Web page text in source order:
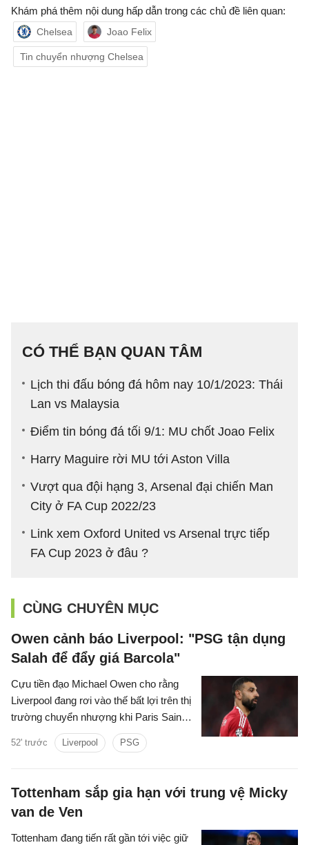
Khám phá thêm nội dung hấp dẫn trong các chủ đề liên quan:
Chelsea Joao Felix
Tin chuyển nhượng Chelsea
CÓ THỂ BẠN QUAN TÂM
Lịch thi đấu bóng đá hôm nay 10/1/2023: Thái
Lan vs Malaysia
Điểm tin bóng đá tối 9/1: MU chốt Joao Felix
Harry Maguire rời MU tới Aston Villa
Vượt qua đội hạng 3, Arsenal đại chiến Man
City ở FA Cup 2022/23
Link xem Oxford United vs Arsenal trực tiếp
FA Cup 2023 ở đâu ?
CÙNG CHUYÊN MỤC
Owen cảnh báo Liverpool: "PSG tận dụng
Salah để đẩy giá Barcola"
Cựu tiền đạo Michael Owen cho rằng
Liverpool đang rơi vào thế bất lợi trên thị
trường chuyển nhượng khi Paris Saint-
Germain tận dụng nhu cầu cấp thiết tìm
người thay Mohamed Salah để đẩy giá
52' trước Liverpool PSG
Tottenham sắp gia hạn với trung vệ Micky
van de Ven
Tottenham đang tiến rất gần tới việc giữ